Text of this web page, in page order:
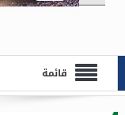
قائمة